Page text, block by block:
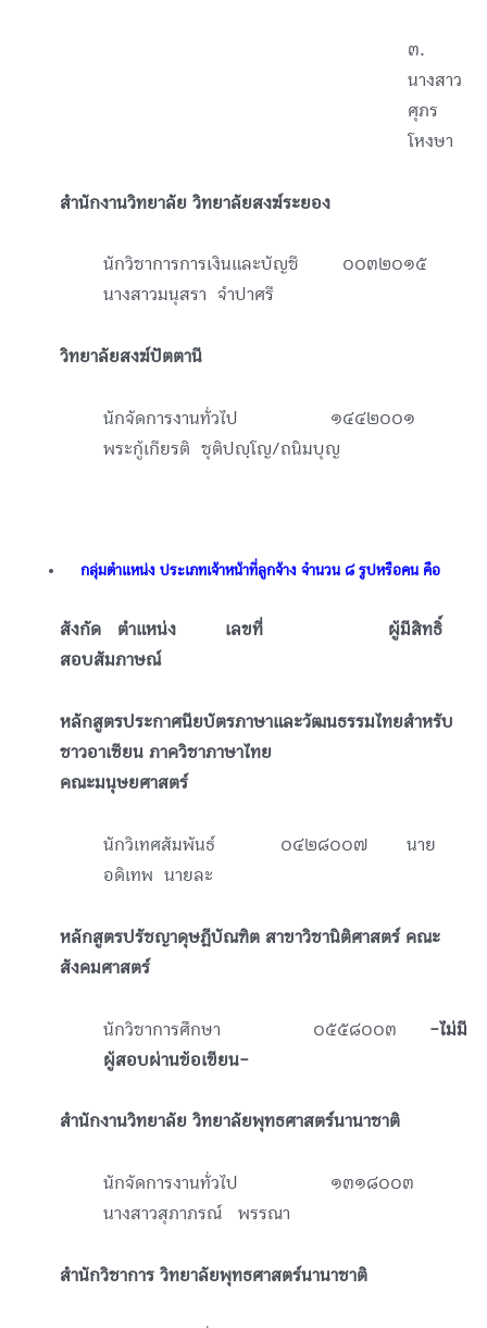
๓.
นางสาว
ศุภร
โหงษา
สำนักงานวิทยาลัย วิทยาลัยสงฆ์ระยอง
นักวิชาการการเงินและบัญชี ๐๐๓๒๐๑๕
นางสาวมนุสรา จำปาศรี
วิทยาลัยสงฆ์ปัตตานี
นักจัดการงานทั่วไป ๑๔๔๒๐๐๑
พระกู้เกียรติ ชุติปญฺโญ/ถนิมบุญ
ᅠกลุ่มตำแหน่ง ประเภทเจ้าหน้าที่ลูกจ้าง จำนวน ๘ รูปหรือคน คือ
สังกัด ตำแหน่ง เลขที่ ผู้มีสิทธิ์
สอบสัมภาษณ์
หลักสูตรประกาศนียบัตรภาษาและวัฒนธรรมไทยสำหรับ
ชาวอาเซียน ภาควิชาภาษาไทย
คณะมนุษยศาสตร์
นักวิเทศสัมพันธ์ ๐๔๒๘๐๐๗ นาย
อดิเทพ นายละ
หลักสูตรปรัชญาดุษฎีบัณฑิต สาขาวิชานิติศาสตร์ คณะ
สังคมศาสตร์
นักวิชาการศึกษา ๐๕๕๘๐๐๓ -ไม่มี
ผู้สอบผ่านข้อเขียน-
สำนักงานวิทยาลัย วิทยาลัยพุทธศาสตร์นานาชาติ
นักจัดการงานทั่วไป ๑๓๑๘๐๐๓
นางสาวสุภาภรณ์ พรรณา
สำนักวิชาการ วิทยาลัยพุทธศาสตร์นานาชาติ